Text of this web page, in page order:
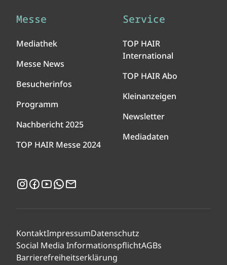
Messe
Mediathek
Messe News
Besucherinfos
Programm
Nachbericht 2025
TOP HAIR Messe 2024
Service
TOP HAIR
International
TOP HAIR Abo
Kleinanzeigen
Newsletter
Mediadaten
Instagram
Facebook
YouTubeWhatsApp
KontaktImpressumDatenschutz
Social Media InformationspflichtAGBs
Barrierefreiheitserklärung